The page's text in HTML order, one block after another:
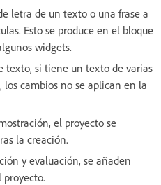
letra de un texto o una frase a
Esto se produce en el bloque
widgets.
texto, si tiene un texto de varias
cambios no se aplican en la
el proyecto se
la creación.
y evaluación, se añaden